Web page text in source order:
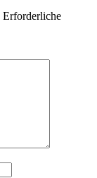
Erforderliche